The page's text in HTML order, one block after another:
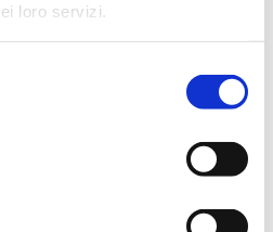
loro servizi.